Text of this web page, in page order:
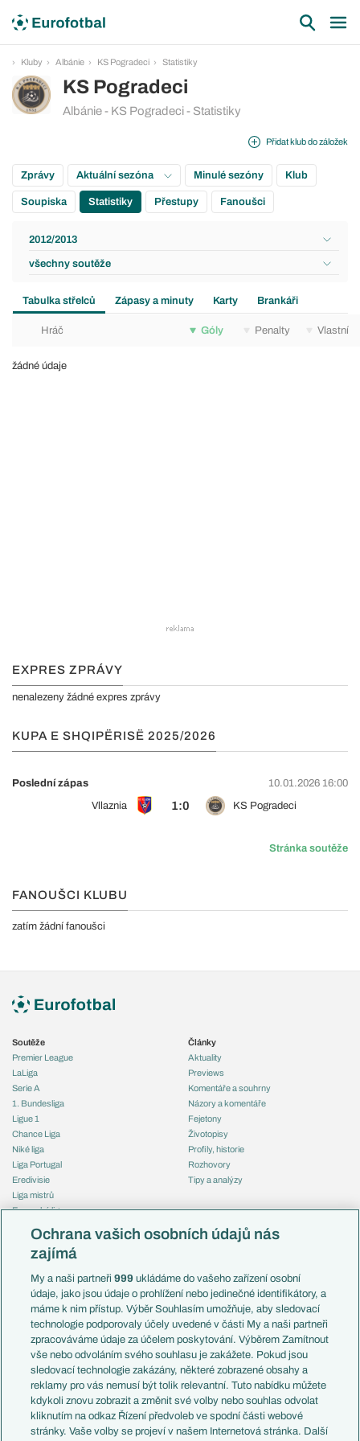
Kluby Albánie KS Pogradeci Statistiky
KS Pogradeci
Albánie - KS Pogradeci - Statistiky
Přidat klub do záložek
Zprávy Aktuální sezóna Minulé sezóny Klub
Soupiska Statistiky Přestupy Fanoušci
2012/2013
všechny soutěže
Tabulka střelců Zápasy a minuty Karty Brankáři
Hráč Góly Penalty Vlastní
žádné údaje
EXPRES ZPRÁVY
nenalezeny žádné expres zprávy
KUPA E SHQIPËRISË 2025/2026
Poslední zápas
10.01.2026 16:00
Vllaznia
1:0 KS Pogradeci
Stránka soutěže
FANOUŠCI KLUBU
zatím žádní fanoušci
Soutěže
Premier League
LaLiga
Serie A
1. Bundesliga
Ligue 1
Chance Liga
Niké liga
Liga Portugal
Eredivisie
Liga mistrů
Evropská liga
Mistrovství světa
Liga národů
Témata
Představení týmů MS
EuroSkauting
PL v kostce
Evropské koeficienty
Přestupy
Přestupové spekulace
Zranění
Kluby
Články
Aktuality
Previews
Komentáře a souhrny
Názory a komentáře
Fejetony
Životopisy
Profily, historie
Rozhovory
Tipy a analýzy
Česko
Francie
Itálie
Německo
Španělsko
Argentina
Brazílie
Přestupy
Zápasy
Livescore
Ochrana vašich osobních údajů nás
zajímá
My a naši partneři999 ukládáme do vašeho zařízení osobní
údaje, jako jsou údaje o prohlížení nebo jedinečné identifikátory, a
máme k nim přístup. Výběr Souhlasím umožňuje, aby sledovací
technologie podporovaly účely uvedené v části My a naši partneři
zpracováváme údaje za účelem poskytování. Výběrem Zamítnout
vše nebo odvoláním svého souhlasu je zakážete. Pokud jsou
sledovací technologie zakázány, některé zobrazené obsahy a
reklamy pro vás nemusí být tolik relevantní. Tuto nabídku můžete
kdykoli znovu zobrazit a změnit své volby nebo souhlas odvolat
kliknutím na odkaz Řízení předvoleb ve spodní části webové
stránky. Vaše volby se projeví v našem Internetová stránka. Další